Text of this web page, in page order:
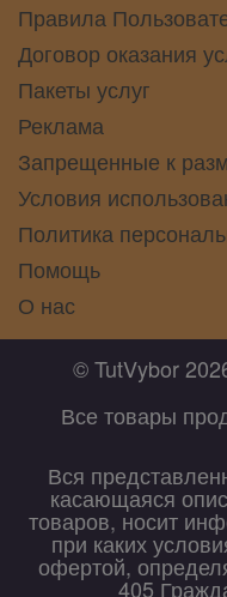
Правила
Договор оказания
Пакеты услуг
Реклама
Запрещенные к
Условия
Политика
Помощь
О нас
© TutVybor
Все товары
Вся
касающаяся
товаров, носит
при каких
офертой,
405